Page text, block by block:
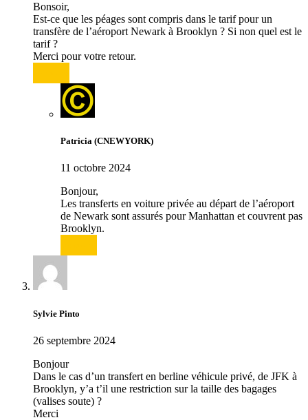
Bonsoir,
Est-ce que les péages sont compris dans le tarif pour un
transfère de l’aéroport Newark à Brooklyn ? Si non quel est le
tarif ?
Merci pour votre retour.
Patricia (CNEWYORK)
11 octobre 2024
Bonjour,
Les transferts en voiture privée au départ de l’aéroport
de Newark sont assurés pour Manhattan et couvrent pas
Brooklyn.
Sylvie Pinto
26 septembre 2024
Bonjour
Dans le cas d’un transfert en berline véhicule privé, de JFK à
Brooklyn, y’a t’il une restriction sur la taille des bagages
(valises soute) ?
Merci